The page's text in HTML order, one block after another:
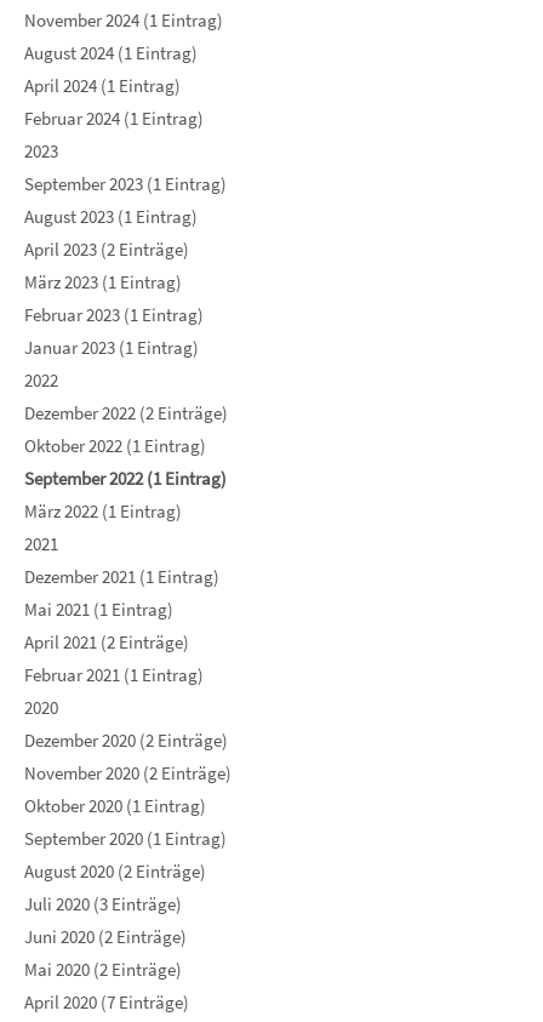
November 2024 (1 Eintrag)
August 2024 (1 Eintrag)
April 2024 (1 Eintrag)
Februar 2024 (1 Eintrag)
2023
September 2023 (1 Eintrag)
August 2023 (1 Eintrag)
April 2023 (2 Einträge)
März 2023 (1 Eintrag)
Februar 2023 (1 Eintrag)
Januar 2023 (1 Eintrag)
2022
Dezember 2022 (2 Einträge)
Oktober 2022 (1 Eintrag)
September 2022 (1 Eintrag)
März 2022 (1 Eintrag)
2021
Dezember 2021 (1 Eintrag)
Mai 2021 (1 Eintrag)
April 2021 (2 Einträge)
Februar 2021 (1 Eintrag)
2020
Dezember 2020 (2 Einträge)
November 2020 (2 Einträge)
Oktober 2020 (1 Eintrag)
September 2020 (1 Eintrag)
August 2020 (2 Einträge)
Juli 2020 (3 Einträge)
Juni 2020 (2 Einträge)
Mai 2020 (2 Einträge)
April 2020 (7 Einträge)